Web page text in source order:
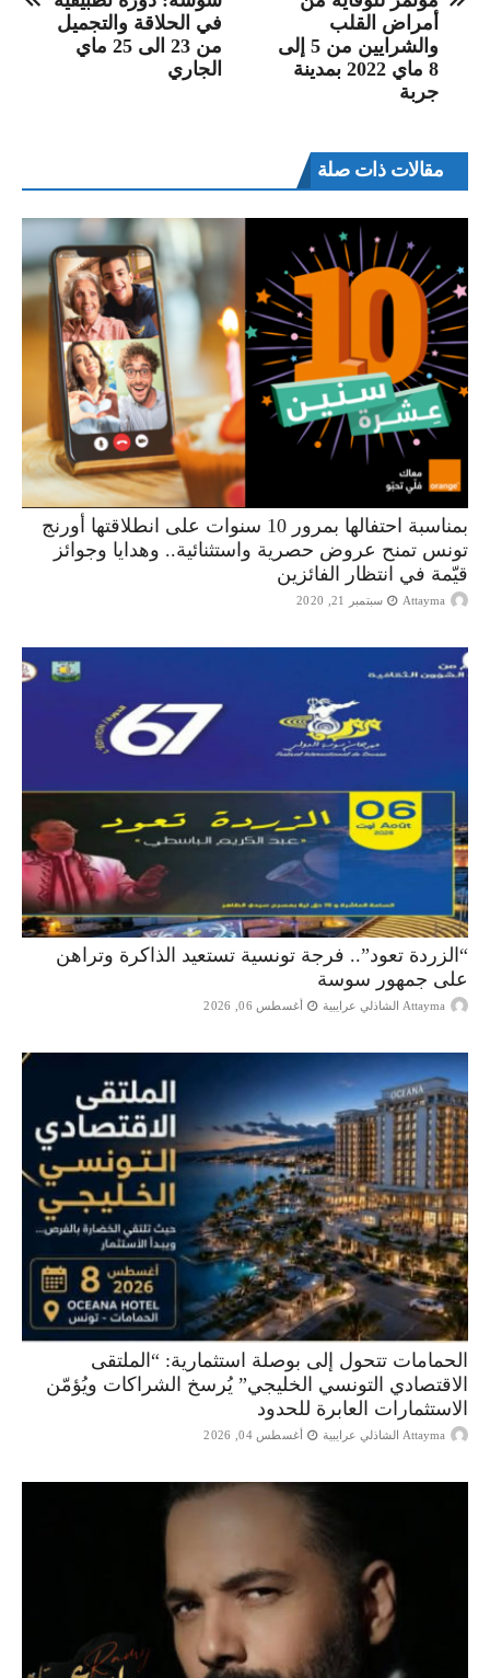
في الحلاقة والتجميل
من 23 الى 25 ماي
الجاري
أمراض القلب
والشرايين من 5 إلى
8 ماي 2022 بمدينة
جربة
مقالات ذات صلة
بمناسبة احتفالها بمرور 10 سنوات على انطلاقتها أورنج
تونس تمنح عروض حصرية واستثنائية.. وهدايا وجوائز
قيّمة في انتظار الفائزين
Attayma سبتمبر 21, 2020
“الزردة تعود”.. فرجة تونسية تستعيد الذاكرة وتراهن
على جمهور سوسة
Attayma الشاذلي عرايبية أغسطس 06, 2026
الحمامات تتحول إلى بوصلة استثمارية: “الملتقى
الاقتصادي التونسي الخليجي” يُرسخ الشراكات ويُؤمّن
الاستثمارات العابرة للحدود
Attayma الشاذلي عرايبية أغسطس 04, 2026